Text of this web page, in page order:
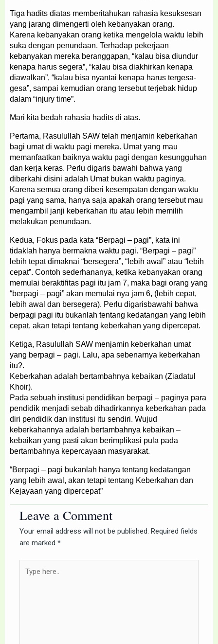
Tiga hadits diatas memberitahukan rahasia kesuksesan
yang jarang dimengerti oleh kebanyakan orang.
Karena kebanyakan orang ketika mengelola waktu lebih
suka dengan penundaan. Terhadap pekerjaan
kebanyakan mereka beranggapan, “kalau bisa diundur
kenapa harus segera”, “kalau bisa diakhirkan kenapa
diawalkan”, “kalau bisa nyantai kenapa harus tergesa-
gesa”, sampai kemudian orang tersebut terjebak hidup
dalam “injury time”.
Mari kita bedah rahasia hadits di atas.
Pertama, Rasulullah SAW telah menjamin keberkahan
bagi umat di waktu pagi mereka. Umat yang mau
memanfaatkan baiknya waktu pagi dengan kesungguhan
dan kerja keras. Perlu digaris bawahi bahwa yang
diberkahi disini adalah Umat bukan waktu paginya.
Karena semua orang diberi kesempatan dengan waktu
pagi yang sama, hanya saja apakah orang tersebut mau
mengambil janji keberkahan itu atau lebih memilih
melakukan penundaan.
Kedua, Fokus pada kata “Berpagi – pagi”, kata ini
tidaklah hanya bermakna waktu pagi. “Berpagi – pagi”
lebih tepat dimaknai “bersegera”, “lebih awal” atau “lebih
cepat”. Contoh sederhananya, ketika kebanyakan orang
memulai beraktifitas pagi itu jam 7, maka bagi orang yang
“berpagi – pagi” akan memulai nya jam 6, (lebih cepat,
lebih awal dan bersegera). Perlu digarisbawahi bahwa
berpagi pagi itu bukanlah tentang kedatangan yang lebih
cepat, akan tetapi tentang keberkahan yang dipercepat.
Ketiga, Rasulullah SAW menjamin keberkahan umat
yang berpagi – pagi. Lalu, apa sebenarnya keberkahan
itu?.
Keberkahan adalah bertambahnya kebaikan (Ziadatul
Khoir).
Pada sebuah institusi pendidikan berpagi – paginya para
pendidik menjadi sebab dihadirkannya keberkahan pada
diri pendidik dan institusi itu sendiri. Wujud
keberkahannya adalah bertambahnya kebaikan –
kebaikan yang pasti akan berimplikasi pula pada
bertambahnya kepercayaan masyarakat.
“Berpagi – pagi bukanlah hanya tentang kedatangan
yang lebih awal, akan tetapi tentang Keberkahan dan
Kejayaan yang dipercepat”
Leave a Comment
Your email address will not be published. Required fields
are marked *
here..